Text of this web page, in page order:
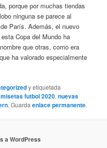
porque por muchas tiendas
ninguna se parece al
París. Además, el nuevo
Copa del Mundo ha
que otras, como era
ha valorado especialmente
y etiquetada
futbol 2020,nuevas
. Guardaenlace permanente.
a WordPress